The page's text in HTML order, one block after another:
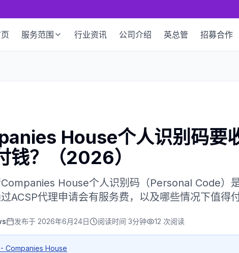
服务范围 行业资讯 公司介绍 英总管 招募合作
House个人识别码要
钱？（2026）
House个人识别码（Personal Code）
ACSP代理申请会有服务费，以及哪些情况下值得
发布于 2026年6月24日 阅读时间 3分钟 12 次阅读
- Companies House